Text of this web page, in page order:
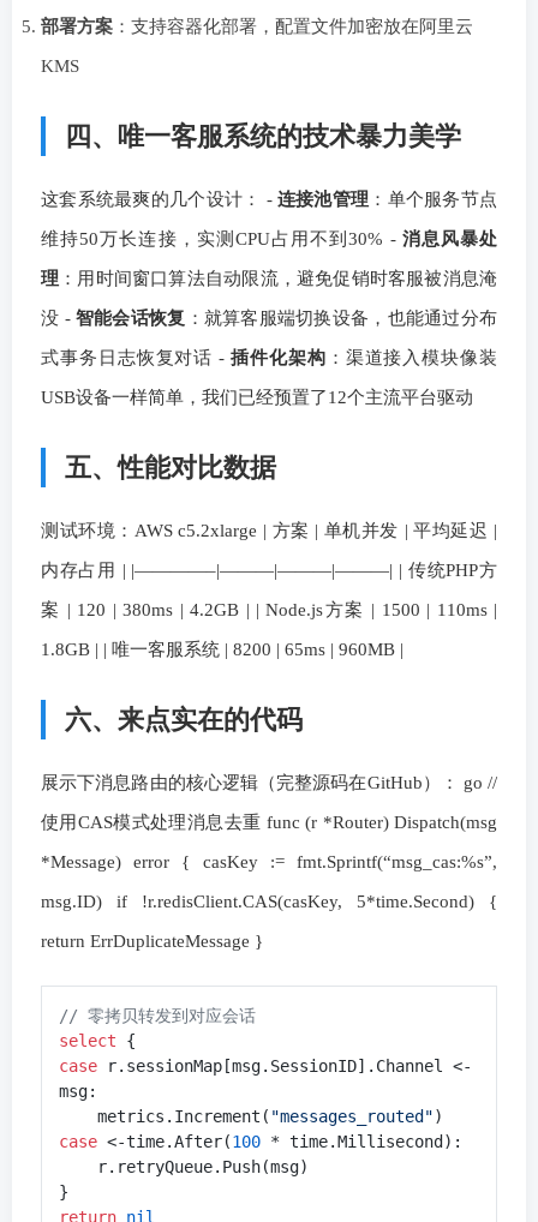
部署方案 ：支持容器化部署，配置文件加密放在阿里云
KMS
四、唯一客服系统的技术暴力美学
这套系统最爽的几个设计： - 连接池管理 ：单个服务节点
维持50万长连接，实测CPU占用不到30% - 消息风暴处
理 ：用时间窗口算法自动限流，避免促销时客服被消息淹
没 - 智能会话恢复 ：就算客服端切换设备，也能通过分布
式事务日志恢复对话 -插件化架构 ：渠道接入模块像装
USB设备一样简单，我们已经预置了12个主流平台驱动
五、性能对比数据
测试环境：AWS c5.2xlarge | 方案 | 单机并发 | 平均延迟 |
内存占用 | |————–|———|———|———| | 传统PHP方
案 | 120 | 380ms | 4.2GB | | Node.js方案 | 1500 | 110ms |
1.8GB | | 唯一客服系统 | 8200 | 65ms | 960MB |
六、来点实在的代码
展示下消息路由的核心逻辑（完整源码在GitHub）： go //
使用CAS模式处理消息去重 func (r *Router) Dispatch(msg
*Message) error { casKey := fmt.Sprintf(“msg_cas:%s”,
msg.ID) if !r.redisClient.CAS(casKey, 5*time.Second) {
return ErrDuplicateMessage }
// 零拷贝转发到对应会话
select
case r.sessionMap[msg.SessionID].Channel <-
msg:
    metrics.Increment(
"messages_routed"
case <-time.After(100 * time.Millisecond):
return nil